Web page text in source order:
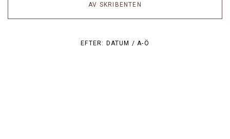
AV SKRIBENTEN
EFTER: DATUM /A-Ö